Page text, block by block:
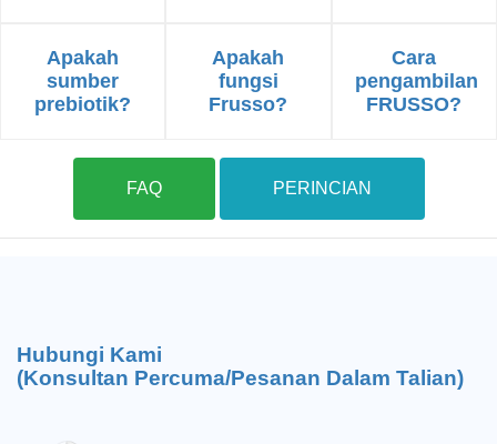
Apakah
sumber
prebiotik?
Apakah
fungsi
Frusso?
Cara
pengambilan
FRUSSO?
FAQ PERINCIAN
Hubungi Kami
(Konsultan Percuma/Pesanan Dalam Talian)